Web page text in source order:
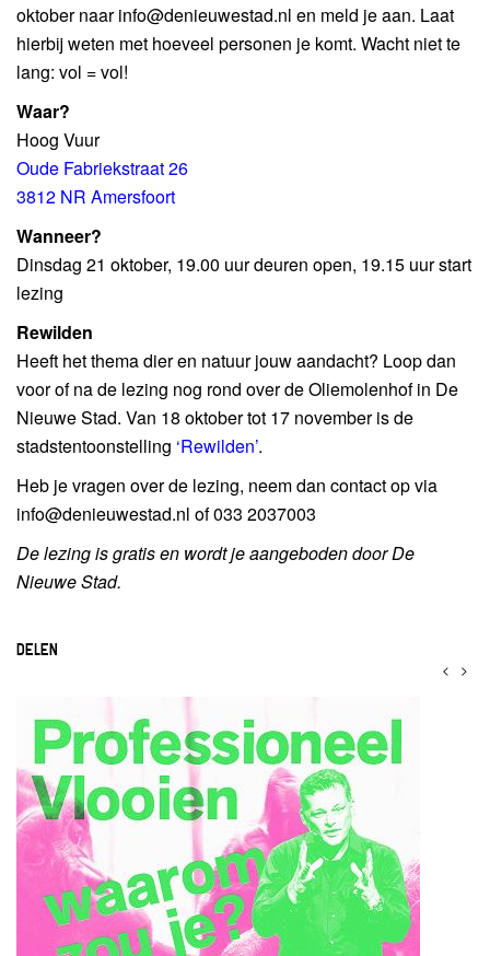
oktober naar info@denieuwestad.nl en meld je aan. Laat
hierbij weten met hoeveel personen je komt. Wacht niet te
lang: vol = vol!
Waar?
Hoog Vuur
Oude Fabriekstraat 26
3812 NR Amersfoort
Wanneer?
Dinsdag 21 oktober, 19.00 uur deuren open, 19.15 uur start
lezing
Rewilden
Heeft het thema dier en natuur jouw aandacht? Loop dan
voor of na de lezing nog rond over de Oliemolenhof in De
Nieuwe Stad. Van 18 oktober tot 17 november is de
stadstentoonstelling ‘Rewilden’.
Heb je vragen over de lezing, neem dan contact op via
info@denieuwestad.nl of 033 2037003
De lezing is gratis en wordt je aangeboden door De
Nieuwe Stad.
DELEN
< >